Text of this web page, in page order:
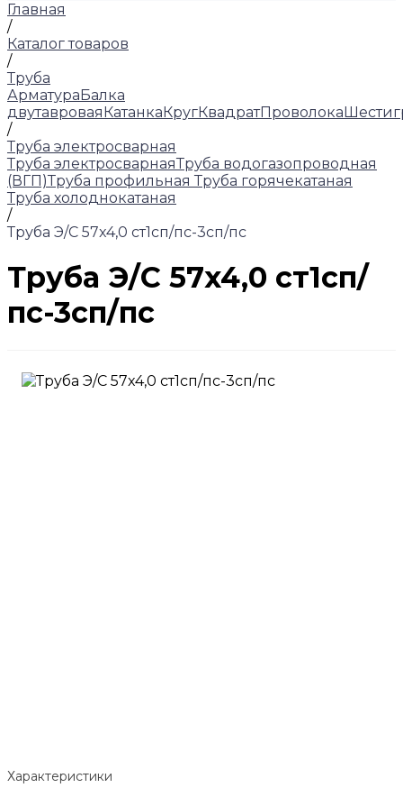
Главная
/
Каталог товаров
/
Труба
АрматураБалка
двутавроваяКатанкаКругКвадратПроволока
/
Труба электросварная
Труба электросварнаяТруба водогазопроводная
(ВГП)Труба профильная Труба горячекатаная
Труба холоднокатаная
/
Труба Э/С 57x4,0 ст1сп/пс-3сп/пс
Труба Э/С 57x4,0 ст1сп/
пс-3сп/пс
Характеристики